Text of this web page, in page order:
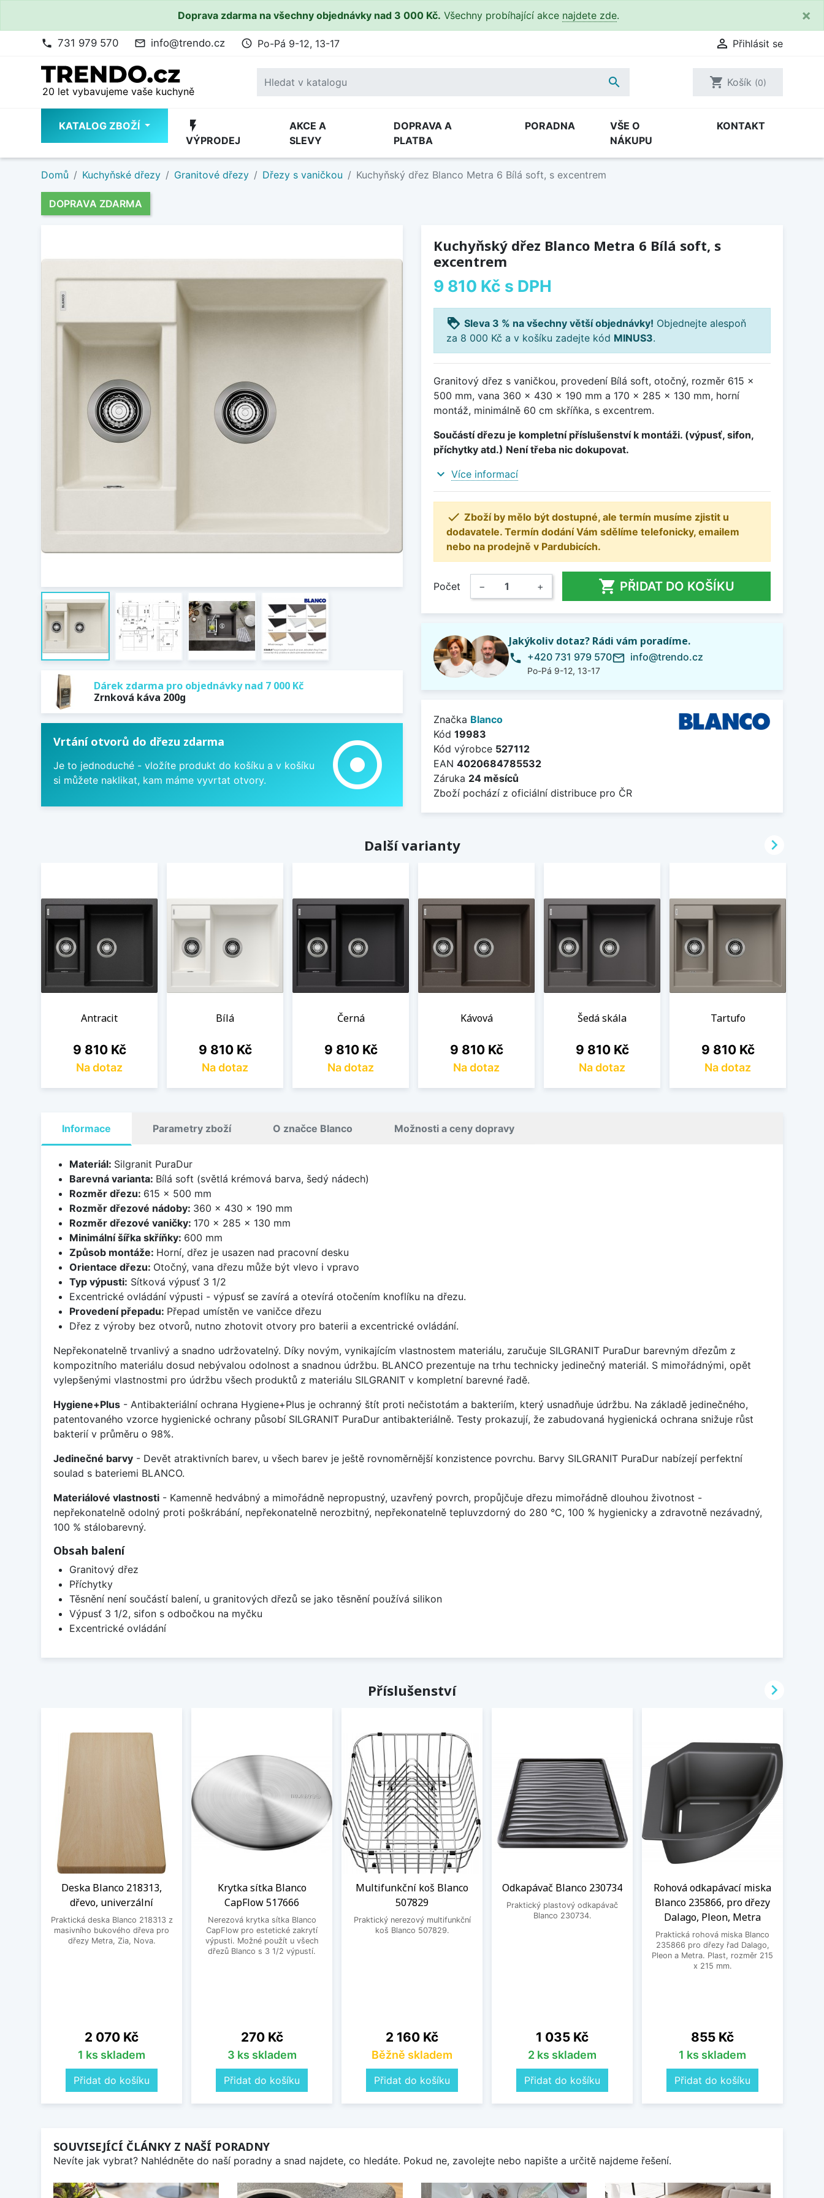
Doprava zdarma na všechny objednávky nad 3 000 Kč. Všechny probíhající akce najdete zde. ×
phone 731 979 570 mail_outline info@trendo.cz access_time Po-Pá 9-12, 13-17  Přihlásit se
20 let vybavujeme vaše kuchyně
 shopping_cart Košík (0)
KATALOG ZBOŽÍ flash_on
VÝPRODEJ
AKCE A
SLEVY
DOPRAVA A
PLATBA
PORADNA
VŠE O
NÁKUPU
KONTAKT
Domů Kuchyňské dřezy Granitové dřezy Dřezy s vaničkou Kuchyňský dřez Blanco Metra 6 Bílá soft, s excentrem
DOPRAVA ZDARMA
Dárek zdarma pro objednávky nad 7 000 Kč
Zrnková káva 200g
Vrtání otvorů do dřezu zdarma
Je to jednoduché - vložíte produkt do košíku a v košíku
si můžete naklikat, kam máme vyvrtat otvory.
adjust
Kuchyňský dřez Blanco Metra 6 Bílá soft, s
excentrem
9 810 Kč s DPH
loyalty Sleva 3 % na všechny větší objednávky! Objednejte alespoň
za 8 000 Kč a v košíku zadejte kód MINUS3.
Granitový dřez s vaničkou, provedení Bílá soft, otočný, rozměr 615 x
500 mm, vana 360 x 430 x 190 mm a 170 x 285 x 130 mm, horní
montáž, minimálně 60 cm skříňka, s excentrem.
Součástí dřezu je kompletní příslušenství k montáži. (výpusť, sifon,
příchytky atd.) Není třeba nic dokupovat.
expand_more Více informací
 Zboží by mělo být dostupné, ale termín musíme zjistit u
dodavatele. Termín dodání Vám sdělíme telefonicky, emailem
nebo na prodejně v Pardubicích.
Počet − +  PŘIDAT DO KOŠÍKU
Jakýkoliv dotaz? Rádi vám poradíme.
phone +420 731 979 570
Po-Pá 9-12, 13-17
mail_outline info@trendo.cz
Značka Blanco
Kód 19983
Kód výrobce 527112
EAN 4020684785532
Záruka 24 měsíců
Zboží pochází z oficiální distribuce pro ČR
Další varianty
Antracit
Cena
9 810 Kč
Na dotaz
Bílá
Cena
9 810 Kč
Na dotaz
Černá
Cena
9 810 Kč
Na dotaz
Kávová
Cena
9 810 Kč
Na dotaz
Šedá skála
Cena
9 810 Kč
Na dotaz
Tartufo
Cena
9 810 Kč
Na dotaz

Informace Parametry zboží O značce Blanco Možnosti a ceny dopravy
Materiál: Silgranit PuraDur
Barevná varianta: Bílá soft (světlá krémová barva, šedý nádech)
Rozměr dřezu: 615 x 500 mm
Rozměr dřezové nádoby: 360 x 430 x 190 mm
Rozměr dřezové vaničky: 170 x 285 x 130 mm
Minimální šířka skříňky: 600 mm
Způsob montáže: Horní, dřez je usazen nad pracovní desku
Orientace dřezu: Otočný, vana dřezu může být vlevo i vpravo
Typ výpusti: Sítková výpusť 3 1/2
Excentrické ovládání výpusti - výpusť se zavírá a otevírá otočením knoflíku na dřezu.
Provedení přepadu: Přepad umístěn ve vaničce dřezu
Dřez z výroby bez otvorů, nutno zhotovit otvory pro baterii a excentrické ovládání.
Nepřekonatelně trvanlivý a snadno udržovatelný. Díky novým, vynikajícím vlastnostem materiálu, zaručuje SILGRANIT PuraDur barevným dřezům z
kompozitního materiálu dosud nebývalou odolnost a snadnou údržbu. BLANCO prezentuje na trhu technicky jedinečný materiál. S mimořádnými, opět
vylepšenými vlastnostmi pro údržbu všech produktů z materiálu SILGRANIT v kompletní barevné řadě.
Hygiene+Plus - Antibakteriální ochrana Hygiene+Plus je ochranný štít proti nečistotám a bakteriím, který usnadňuje údržbu. Na základě jedinečného,
patentovaného vzorce hygienické ochrany působí SILGRANIT PuraDur antibakteriálně. Testy prokazují, že zabudovaná hygienická ochrana snižuje růst
bakterií v průměru o 98%.
Jedinečné barvy - Devět atraktivních barev, u všech barev je ještě rovnoměrnější konzistence povrchu. Barvy SILGRANIT PuraDur nabízejí perfektní
soulad s bateriemi BLANCO.
Materiálové vlastnosti - Kamenně hedvábný a mimořádně nepropustný, uzavřený povrch, propůjčuje dřezu mimořádně dlouhou životnost -
nepřekonatelně odolný proti poškrábání, nepřekonatelně nerozbitný, nepřekonatelně tepluvzdorný do 280 °C, 100 % hygienicky a zdravotně nezávadný,
100 % stálobarevný.
Obsah balení
Granitový dřez
Příchytky
Těsnění není součástí balení, u granitových dřezů se jako těsnění používá silikon
Výpusť 3 1/2, sifon s odbočkou na myčku
Excentrické ovládání
Příslušenství
Deska Blanco 218313,
dřevo, univerzální
Praktická deska Blanco 218313 z
masivního bukového dřeva pro
dřezy Metra, Zia, Nova.
Cena
2 070 Kč
1 ks skladem
Přidat do košíku
Krytka sítka Blanco
CapFlow 517666
Nerezová krytka sítka Blanco
CapFlow pro estetické zakrytí
výpusti. Možné použít u všech
dřezů Blanco s 3 1/2 výpustí.
Cena
270 Kč
3 ks skladem
Přidat do košíku
Multifunkční koš Blanco
507829
Praktický nerezový multifunkční
koš Blanco 507829.
Cena
2 160 Kč
Běžně skladem
Přidat do košíku
Odkapávač Blanco 230734
Praktický plastový odkapávač
Blanco 230734.
Cena
1 035 Kč
2 ks skladem
Přidat do košíku
Rohová odkapávací miska
Blanco 235866, pro dřezy
Dalago, Pleon, Metra
Praktická rohová miska Blanco
235866 pro dřezy řad Dalago,
Pleon a Metra. Plast, rozměr 215
x 215 mm.
Cena
855 Kč
1 ks skladem
Přidat do košíku

SOUVISEJÍCÍ ČLÁNKY Z NAŠÍ PORADNY
Nevíte jak vybrat? Nahlédněte do naší poradny a snad najdete, co hledáte. Pokud ne, zavolejte nebo napište a určitě najdeme řešení.